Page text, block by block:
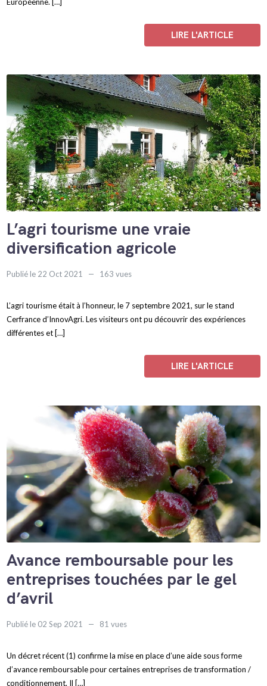
Européenne. […]
LIRE L'ARTICLE
L’agri tourisme une vraie
diversification agricole
Publié le 22 Oct 2021 163 vues
L’agri tourisme était à l’honneur, le 7 septembre 2021, sur le stand
Cerfrance d’InnovAgri. Les visiteurs ont pu découvrir des expériences
différentes et […]
LIRE L'ARTICLE
Avance remboursable pour les
entreprises touchées par le gel
d’avril
Publié le 02 Sep 2021 81 vues
Un décret récent (1) confirme la mise en place d’une aide sous forme
d’avance remboursable pour certaines entreprises de transformation /
conditionnement. Il […]